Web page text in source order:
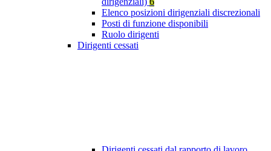
Elenco posizioni dirigenziali discrezionali
Posti di funzione disponibili
Ruolo dirigenti
Dirigenti cessati